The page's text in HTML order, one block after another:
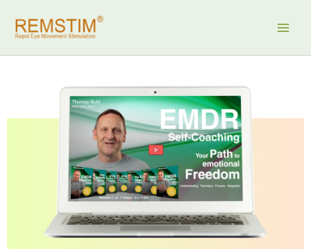
contenido